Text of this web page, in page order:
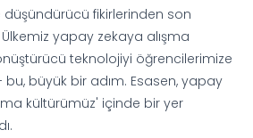
fikirlerinden son
yapay zekaya alışma
teknolojiyi öğrencilerimize
bu, büyük bir adım. Esasen, yapay
kültürümüz' içinde bir yer